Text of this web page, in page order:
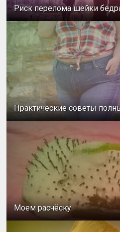
Риск перелома шейки
Практические советы
Моем расчёску